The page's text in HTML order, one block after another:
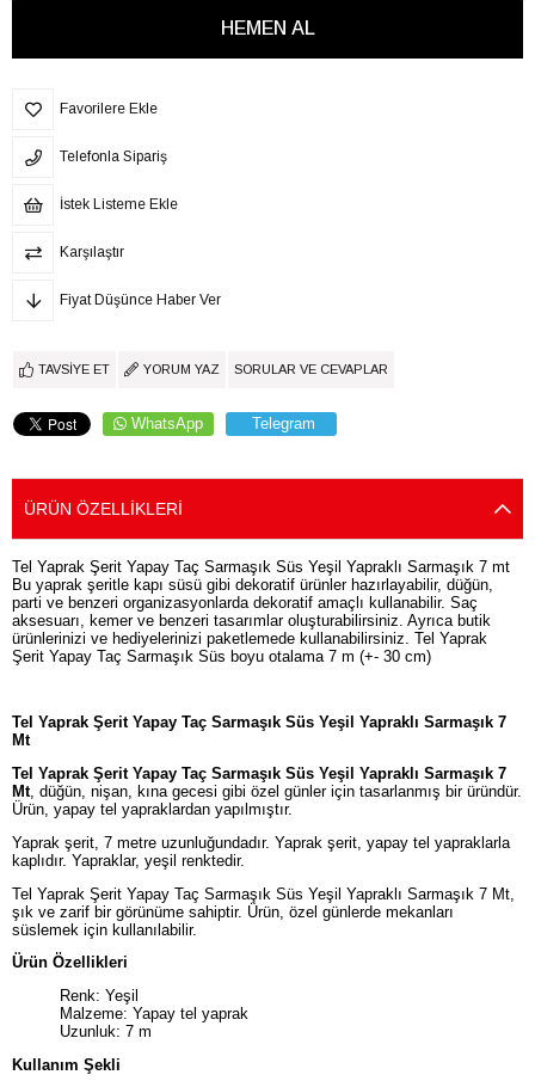
Favorilere Ekle
Telefonla Sipariş
İstek Listeme Ekle
Karşılaştır
Fiyat Düşünce Haber Ver
TAVSIYE ET YORUM YAZ SORULAR VE CEVAPLAR
WhatsApp Telegram
ÜRÜN ÖZELLIKLERI
Tel Yaprak Şerit Yapay Taç Sarmaşık Süs Yeşil Yapraklı Sarmaşık 7 mt
Bu yaprak şeritle kapı süsü gibi dekoratif ürünler hazırlayabilir, düğün,
parti ve benzeri organizasyonlarda dekoratif amaçlı kullanabilir. Saç
aksesuarı, kemer ve benzeri tasarımlar oluşturabilirsiniz. Ayrıca butik
ürünlerinizi ve hediyelerinizi paketlemede kullanabilirsiniz. Tel Yaprak
Şerit Yapay Taç Sarmaşık Süs boyu otalama 7 m (+- 30 cm)
Tel Yaprak Şerit Yapay Taç Sarmaşık Süs Yeşil Yapraklı Sarmaşık 7
Mt
Tel Yaprak Şerit Yapay Taç Sarmaşık Süs Yeşil Yapraklı Sarmaşık 7
Mt, düğün, nişan, kına gecesi gibi özel günler için tasarlanmış bir üründür.
Ürün, yapay tel yapraklardan yapılmıştır.
Yaprak şerit, 7 metre uzunluğundadır. Yaprak şerit, yapay tel yapraklarla
kaplıdır. Yapraklar, yeşil renktedir.
Tel Yaprak Şerit Yapay Taç Sarmaşık Süs Yeşil Yapraklı Sarmaşık 7 Mt,
şık ve zarif bir görünüme sahiptir. Ürün, özel günlerde mekanları
süslemek için kullanılabilir.
Ürün Özellikleri
Renk: Yeşil
Malzeme: Yapay tel yaprak
Uzunluk: 7 m
Kullanım Şekli